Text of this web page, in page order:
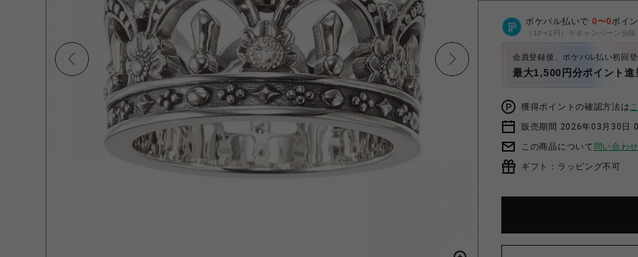
ポケパル払いで 0〜0ポイ
（1P=1円）※キャンペーン分除
会員登録後、ポケパル払い初回
最大1,500円分ポイント進
獲得ポイントの確認方法は
販売期間 2026年03月30日
この商品について 問い合わ
ギフト：ラッピング不可